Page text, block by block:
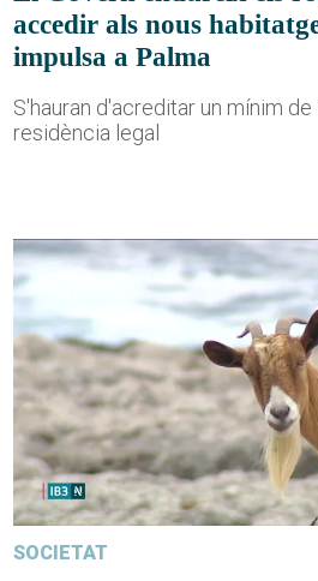
accedir als nous
impulsa a Palma
S'hauran d'acreditar un mínim de
residència legal
SOCIETAT